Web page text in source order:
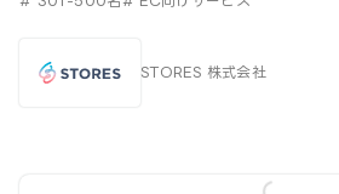
STORES 株式会社